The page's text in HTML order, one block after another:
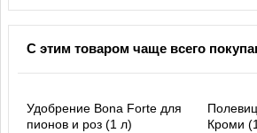
С этим товаром чаще всего
Удобрение Bona Forte для
пионов и роз (1 л)
Кроми